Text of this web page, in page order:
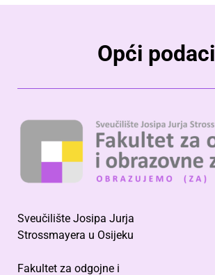
Opći podaci
Sveučilište Josipa Jurja
Strossmayera u Osijeku
Fakultet za odgojne i